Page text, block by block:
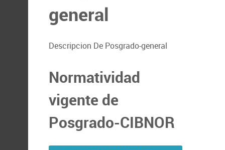
general
Descripcion De Posgrado-general
Normatividad
vigente de
Posgrado-CIBNOR